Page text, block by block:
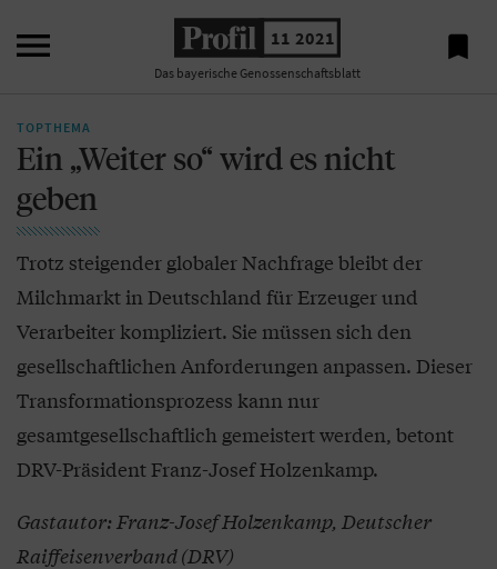
 11 2021
Das bayerische Genossenschaftsblatt

TOPTHEMA
Ein „Weiter so“ wird es nicht
geben
Trotz steigender globaler Nachfrage bleibt der
Milchmarkt in Deutschland für Erzeuger und
Verarbeiter kompliziert. Sie müssen sich den
gesellschaftlichen Anforderungen anpassen. Dieser
Transformationsprozess kann nur
gesamtgesellschaftlich gemeistert werden, betont
DRV-Präsident Franz-Josef Holzenkamp.
Gastautor: Franz-Josef Holzenkamp, Deutscher
Raiffeisenverband (DRV)